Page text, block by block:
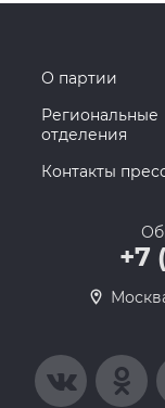
О партии
Региональные
отделения
Контакты
+7